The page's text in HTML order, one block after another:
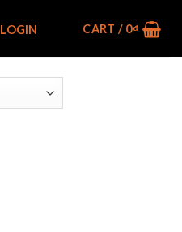
LOGIN CART / 0₫